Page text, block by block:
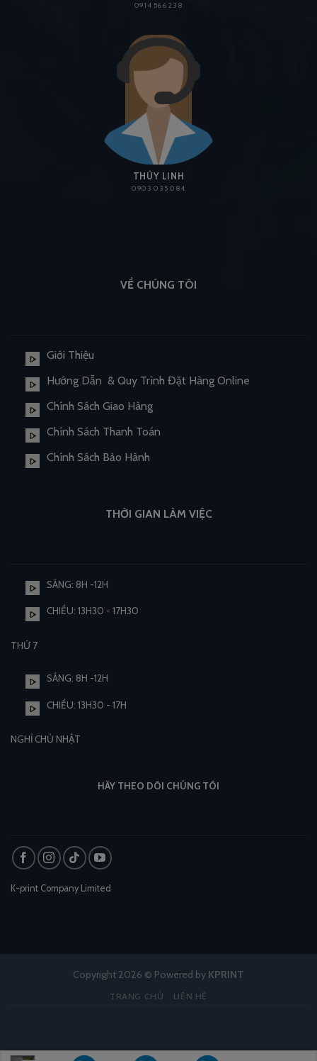
0914 566 238
THÙY LINH
0903 035 084
VỀ CHÚNG TÔI
Giới Thiệu
Hướng Dẫn & Quy Trình Đặt Hàng Online
Chính Sách Giao Hàng
Chính Sách Thanh Toán
Chính Sách Bảo Hành
THỜI GIAN LÀM VIỆC
SÁNG: 8H -12H
CHIỀU: 13H30 - 17H30
THỨ 7
SÁNG: 8H -12H
CHIỀU: 13H30 - 17H
NGHỈ CHỦ NHẬT
HÃY THEO DÕI CHÚNG TÔI
K-print Company Limited
Copyright 2026 © Powered by KPRINT
TRANG CHỦ LIÊN HỆ